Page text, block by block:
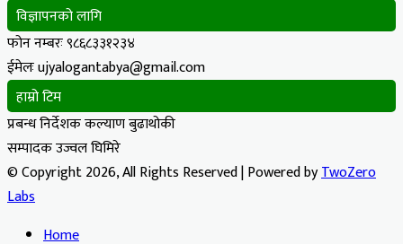
विज्ञापनको लागि
फोन नम्बरः ९८६८३३१२३४
ईमेलः ujyalogantabya@gmail.com
हाम्रो टिम
प्रबन्ध निर्देशक कल्याण बुढाथोकी
सम्पादक उज्वल घिमिरे
© Copyright 2026, All Rights Reserved | Powered byTwoZero
Labs
Home